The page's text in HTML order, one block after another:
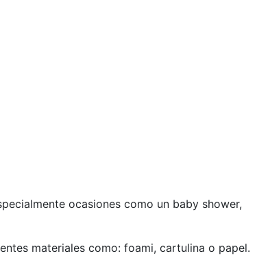
ocasiones como un baby shower,
materiales como: foami, cartulina o papel.